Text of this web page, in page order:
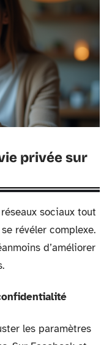
privée sur
sociaux tout
révéler complexe.
d’améliorer
les paramètres